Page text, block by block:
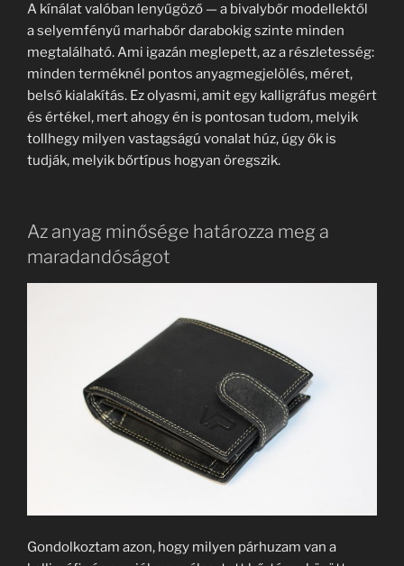
A kínálat valóban lenyűgöző — a bivalybőr modellektől
a selyemfényű marhabőr darabokig szinte minden
megtalálható. Ami igazán meglepett, az a részletesség:
minden terméknél pontos anyagmegjelölés, méret,
belső kialakítás. Ez olyasmi, amit egy kalligráfus megért
és értékel, mert ahogy én is pontosan tudom, melyik
tollhegy milyen vastagságú vonalat húz, úgy ők is
tudják, melyik bőrtípus hogyan öregszik.
Az anyag minősége határozza meg a
maradandóságot
Gondolkoztam azon, hogy milyen párhuzam van a